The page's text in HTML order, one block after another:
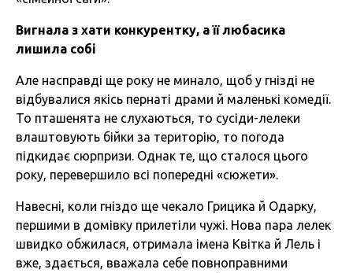
Вигнала з хати конкурентку, а її любасика
лишила собі
Але насправді ще року не минало, щоб у гнізді не
відбувалися якісь пернаті драми й маленькі комедії.
То пташенята не слухаються, то сусіди-лелеки
влаштовують бійки за територію, то погода
підкидає сюрпризи. Однак те, що сталося цього
року, перевершило всі попередні «сюжети».
Навесні, коли гніздо ще чекало Грицика й Одарку,
першими в домівку прилетіли чужі. Нова пара лелек
швидко обжилася, отримала імена Квітка й Лель і
вже, здається, вважала себе повноправними